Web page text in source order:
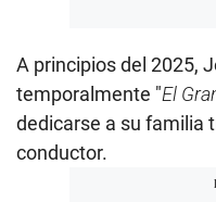
A principios del 2025,
temporalmente "El
dedicarse a su familia
conductor.